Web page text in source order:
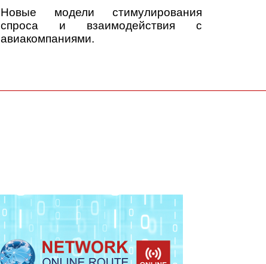
Новые модели стимулирования
спроса и взаимодействия с
авиакомпаниями.